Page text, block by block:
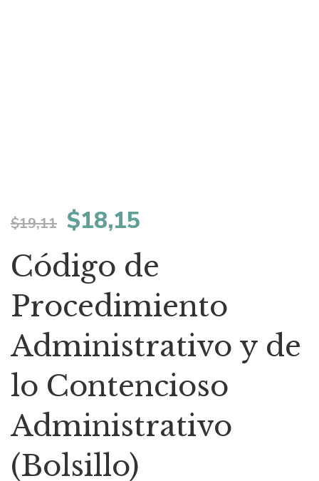
$19,11 El
precio
original
era:
$19,11.
$18,15
precio
actual
es:
$18,15.
Código de
Procedimiento
Administrativo y de
lo Contencioso
Administrativo
(Bolsillo)